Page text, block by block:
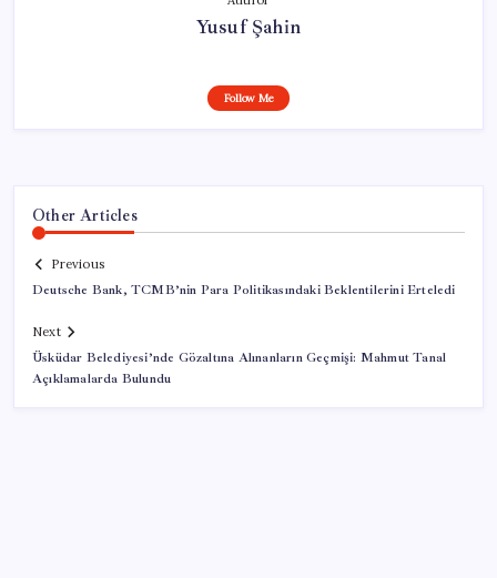
Yusuf Şahin
Follow Me
Other Articles
Previous
Deutsche Bank, TCMB’nin Para Politikasındaki Beklentilerini Erteledi
Next
Üsküdar Belediyesi’nde Gözaltına Alınanların Geçmişi: Mahmut Tanal
Açıklamalarda Bulundu